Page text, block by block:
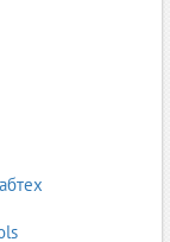
сервизи;
проектирана,